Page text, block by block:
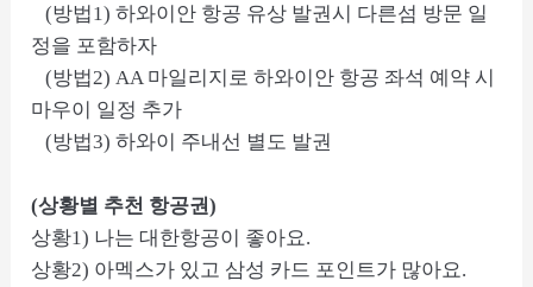
(방법1) 하와이안 항공 유상 발권시 다른섬 방문 일
정을 포함하자
(방법2) AA 마일리지로 하와이안 항공 좌석 예약 시
마우이 일정 추가
(방법3) 하와이 주내선 별도 발권
(상황별 추천 항공권)
상황1) 나는 대한항공이 좋아요.
상황2) 아멕스가 있고 삼성 카드 포인트가 많아요.